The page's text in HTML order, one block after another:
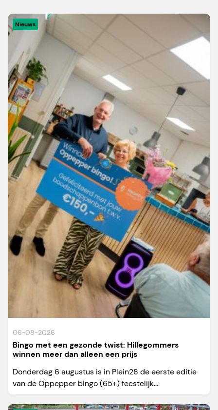
Nieuws
06-08-2026
Bingo met een gezonde twist: Hillegommers
winnen meer dan alleen een prijs
Donderdag 6 augustus is in Plein28 de eerste editie
van de Oppepper bingo (65+) feestelijk...